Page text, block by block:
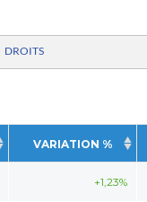
DROITS
VARIATION %
+1,23%